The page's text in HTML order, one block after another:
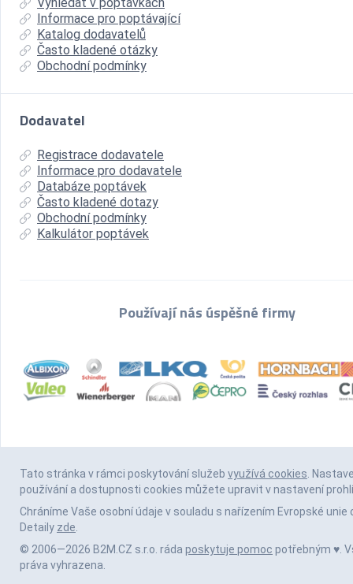
Informace pro poptávající
Katalog dodavatelů
Často kladené otázky
Obchodní podmínky
Dodavatel
Registrace dodavatele
Informace pro dodavatele
Databáze poptávek
Často kladené dotazy
Obchodní podmínky
Kalkulátor poptávek
Používají nás úspěšné firmy
Tato stránka v rámci poskytování služeb využívá cookies.
používání a dostupnosti cookies můžete upravit v nastavení
Chráníme Vaše osobní údaje v souladu s nařízením Evropské unie
Detaily zde.
© 2006—2026 B2M.CZ s.r.o. ráda poskytuje pomoc potřebným ♥️.
práva vyhrazena.